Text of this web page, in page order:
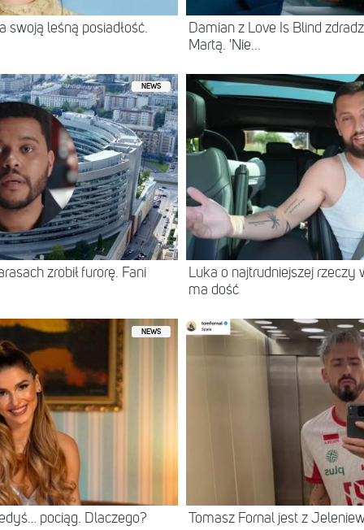
leśną posiadłość.
Damian z Love Is Blind
Martą. 'Nie...
NEWS
zrobił furorę. Fani
Luka o najtrudniejszej rzeczy
ma dość
NEWS
pociąg. Dlaczego? Tomasz Fornal jest z